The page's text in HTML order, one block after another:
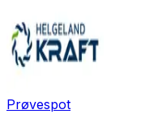
Prøvespot